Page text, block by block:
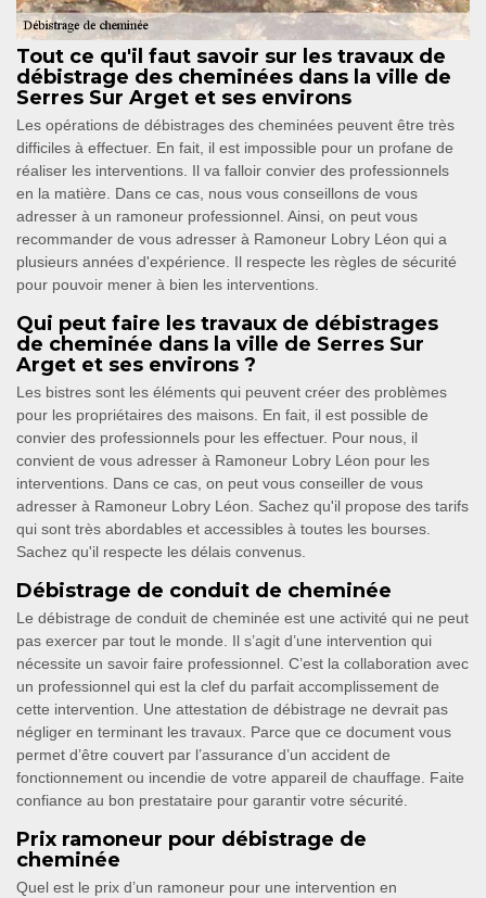
Tout ce qu'il faut savoir sur les travaux de
débistrage des cheminées dans la ville de
Serres Sur Arget et ses environs
Les opérations de débistrages des cheminées peuvent être très
difficiles à effectuer. En fait, il est impossible pour un profane de
réaliser les interventions. Il va falloir convier des professionnels
en la matière. Dans ce cas, nous vous conseillons de vous
adresser à un ramoneur professionnel. Ainsi, on peut vous
recommander de vous adresser à Ramoneur Lobry Léon qui a
plusieurs années d'expérience. Il respecte les règles de sécurité
pour pouvoir mener à bien les interventions.
Qui peut faire les travaux de débistrages
de cheminée dans la ville de Serres Sur
Arget et ses environs ?
Les bistres sont les éléments qui peuvent créer des problèmes
pour les propriétaires des maisons. En fait, il est possible de
convier des professionnels pour les effectuer. Pour nous, il
convient de vous adresser à Ramoneur Lobry Léon pour les
interventions. Dans ce cas, on peut vous conseiller de vous
adresser à Ramoneur Lobry Léon. Sachez qu'il propose des tarifs
qui sont très abordables et accessibles à toutes les bourses.
Sachez qu'il respecte les délais convenus.
Débistrage de conduit de cheminée
Le débistrage de conduit de cheminée est une activité qui ne peut
pas exercer par tout le monde. Il s’agit d’une intervention qui
nécessite un savoir faire professionnel. C’est la collaboration avec
un professionnel qui est la clef du parfait accomplissement de
cette intervention. Une attestation de débistrage ne devrait pas
négliger en terminant les travaux. Parce que ce document vous
permet d’être couvert par l’assurance d’un accident de
fonctionnement ou incendie de votre appareil de chauffage. Faite
confiance au bon prestataire pour garantir votre sécurité.
Prix ramoneur pour débistrage de
cheminée
Quel est le prix d’un ramoneur pour une intervention en